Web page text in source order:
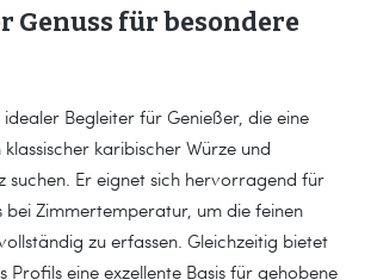
Genuss für besondere
idealer Begleiter für Genießer, die eine
karibischer Würze und
suchen. Er eignet sich hervorragend für
bei Zimmertemperatur, um die feinen
zu erfassen. Gleichzeitig bietet
Profils eine exzellente Basis für gehobene